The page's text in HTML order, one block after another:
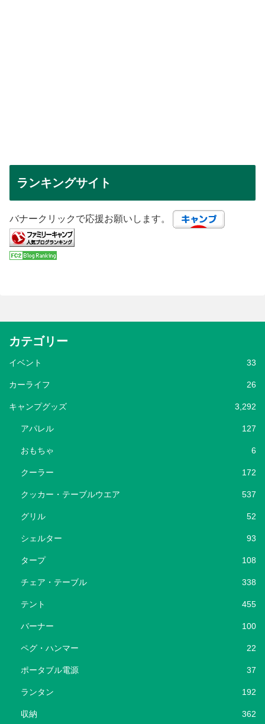
ランキングサイト
バナークリックで応援お願いします。
カテゴリー
イベント 33
カーライフ 26
キャンプグッズ 3,292
アパレル 127
おもちゃ 6
クーラー 172
クッカー・テーブルウエア 537
グリル 52
シェルター 93
タープ 108
チェア・テーブル 338
テント 455
バーナー 100
ペグ・ハンマー 22
ポータブル電源 37
ランタン 192
収納 362